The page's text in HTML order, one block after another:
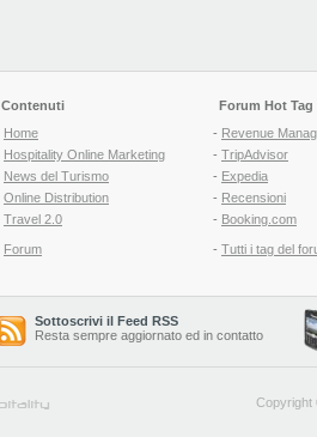
Contenuti
Home
Hospitality Online Marketing
News del Turismo
Online Distribution
Travel 2.0
Forum
Forum Hot Tag
- Revenue
- TripAdvisor
- Expedia
- Recensioni
- Booking.com
- Tutti i tag del
Sottoscrivi il Feed RSS
Resta sempre aggiornato ed in contatto
Copyright